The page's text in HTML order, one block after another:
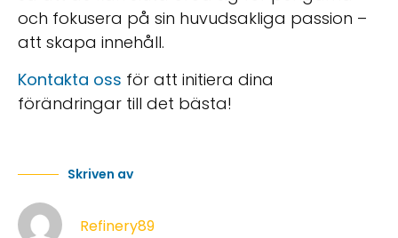
och fokusera på sin huvudsakliga passion –
att skapa innehåll.
Kontakta oss för att initiera dina
förändringar till det bästa!
Skriven av
Refinery89